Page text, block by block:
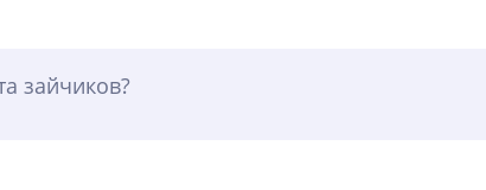
зайчиков?